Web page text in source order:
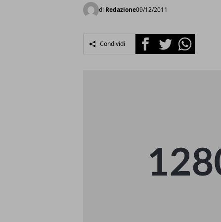
di Redazione09/12/2011
Condividi FacebookTwitterWhatsapp